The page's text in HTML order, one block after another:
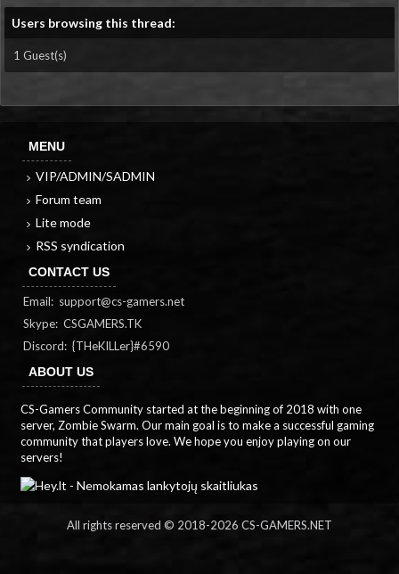
Users browsing this thread:
1 Guest(s)
MENU
VIP/ADMIN/SADMIN
Forum team
Lite mode
RSS syndication
CONTACT US
Email: support@cs-gamers.net
Skype: CSGAMERS.TK
Discord: {THeKILLer}#6590
ABOUT US
CS-Gamers Community started at the beginning of 2018 with one
server, Zombie Swarm. Our main goal is to make a successful gaming
community that players love. We hope you enjoy playing on our
servers!
All rights reserved © 2018-2026 CS-GAMERS.NET